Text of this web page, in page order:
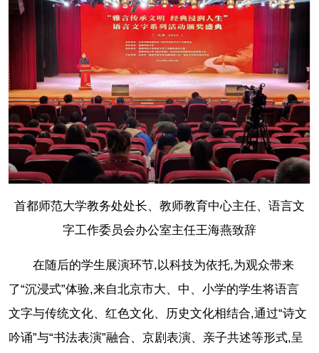
首都师范大学教务处处长、教师教育中心主任、语言文
字工作委员会办公室主任王海燕致辞
在随后的学生展演环节,以科技为依托,为观众带来
了“沉浸式”体验,来自北京市大、中、小学的学生将语言
文字与传统文化、红色文化、历史文化相结合,通过“诗文
吟诵”与“书法表演”融合、京剧表演、亲子共述等形式,呈